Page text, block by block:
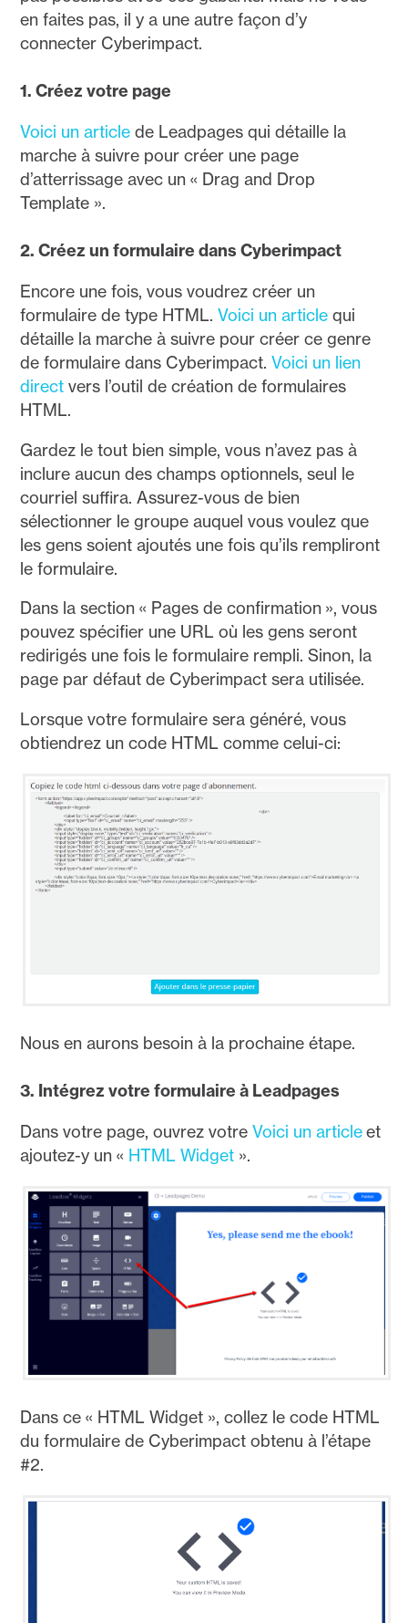
en faites pas, il y a une autre façon d’y
connecter Cyberimpact.
1. Créez votre page
Voici un article de Leadpages qui détaille la
marche à suivre pour créer une page
d’atterrissage avec un « Drag and Drop
Template ».
2. Créez un formulaire dans Cyberimpact
Encore une fois, vous voudrez créer un
formulaire de type HTML.Voici un article qui
détaille la marche à suivre pour créer ce genre
de formulaire dans Cyberimpact.Voici un lien
direct vers l’outil de création de formulaires
HTML.
Gardez le tout bien simple, vous n’avez pas à
inclure aucun des champs optionnels, seul le
courriel suffira. Assurez-vous de bien
sélectionner le groupe auquel vous voulez que
les gens soient ajoutés une fois qu’ils rempliront
le formulaire.
Dans la section « Pages de confirmation », vous
pouvez spécifier une URL où les gens seront
redirigés une fois le formulaire rempli. Sinon, la
page par défaut de Cyberimpact sera utilisée.
Lorsque votre formulaire sera généré, vous
obtiendrez un code HTML comme celui-ci:
Nous en aurons besoin à la prochaine étape.
3. Intégrez votre formulaire à Leadpages
Dans votre page, ouvrez votreVoici un articleet
ajoutez-y un « HTML Widget ».
Dans ce « HTML Widget », collez le code HTML
du formulaire de Cyberimpact obtenu à l’étape
#2.